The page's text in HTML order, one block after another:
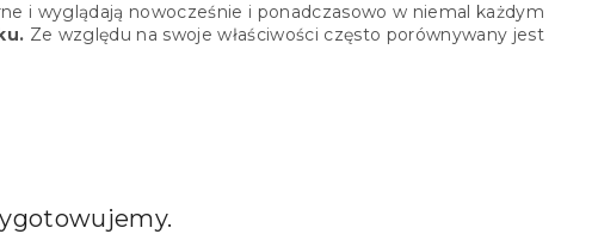
i wyglądają nowocześnie i ponadczasowo w niemal każdym
Ze względu na swoje właściwości często porównywany jest